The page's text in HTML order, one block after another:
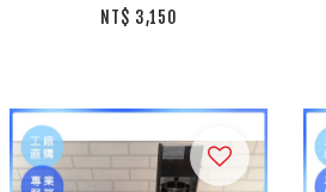
NT$ 3,150